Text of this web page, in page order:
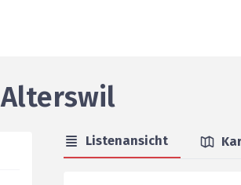
Alterswil
Listenansicht